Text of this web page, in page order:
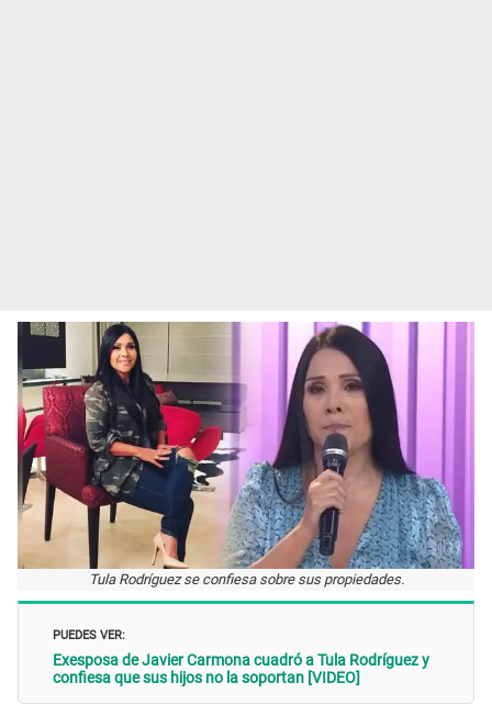
Tula Rodríguez se confiesa sobre sus propiedades.
PUEDES VER:
Exesposa de Javier Carmona cuadró a Tula Rodríguez y
confiesa que sus hijos no la soportan [VIDEO]